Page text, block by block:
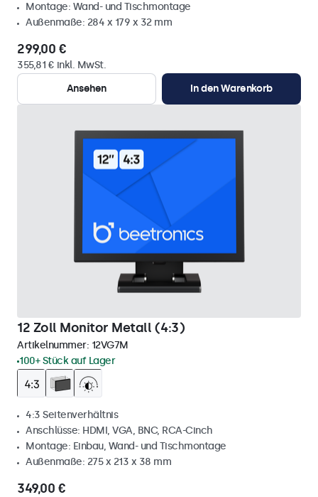
Montage: Wand- und Tischmontage
Außenmaße: 284 x 179 x 32 mm
299,00 €
355,81 € inkl. MwSt.
Ansehen
In den Warenkorb
12 Zoll Monitor Metall (4:3)
Artikelnummer: 12VG7M
100+ Stück auf Lager
4:3 Seitenverhältnis
Anschlüsse: HDMI, VGA, BNC, RCA-Cinch
Montage: Einbau, Wand- und Tischmontage
Außenmaße: 275 x 213 x 38 mm
349,00 €